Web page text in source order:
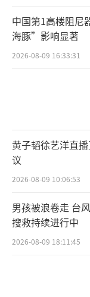
中国第1高楼阻尼
海豚”影响显著
2026-08-09 16:33:31
黄子韬徐艺洋直
议
2026-08-09 10:06:53
男孩被浪卷走 台
搜救持续进行中
2026-08-09 18:11:45